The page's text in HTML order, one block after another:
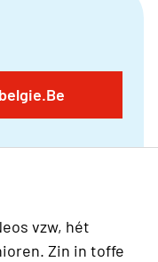
vzw, hét
Zin in toffe